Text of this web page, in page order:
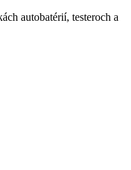
autobatérií, testeroch a